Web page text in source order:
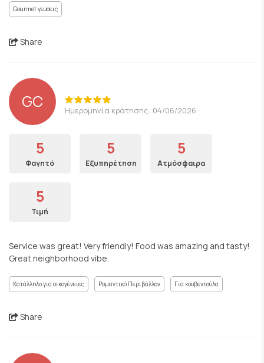
Gourmet γεύσεις
Share
GC Ημερομηνία κράτησης: 04/06/2026
5
Φαγητό
5
Εξυπηρέτηση
5
Ατμόσφαιρα
5
Τιμή
Service was great! Very friendly! Food was amazing and tasty!
Great neighborhood vibe.
Κατάλληλο για οικογένειες Ρομαντικό Περιβάλλον Για κουβεντούλα
Share